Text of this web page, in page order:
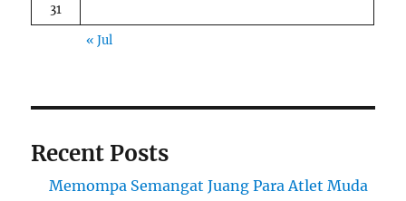
31
« Jul
Recent Posts
Memompa Semangat Juang Para Atlet Muda